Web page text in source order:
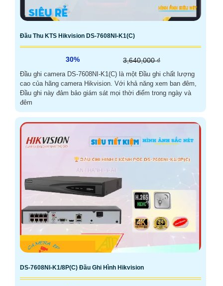
Đầu Thu KTS Hikvision DS-7608NI-K1(C)
30% 3,640,000 ₫
Đầu ghi camera DS-7608NI-K1(C) là một Đầu ghi chất lượng
cao của hãng camera Hikvision. Với khả năng xem ban đêm,
Đầu ghi này đảm bảo giám sát mọi thời điểm trong ngày và
đêm
DS-7608NI-K1/8P(C) Đầu Ghi Hình Hikvision